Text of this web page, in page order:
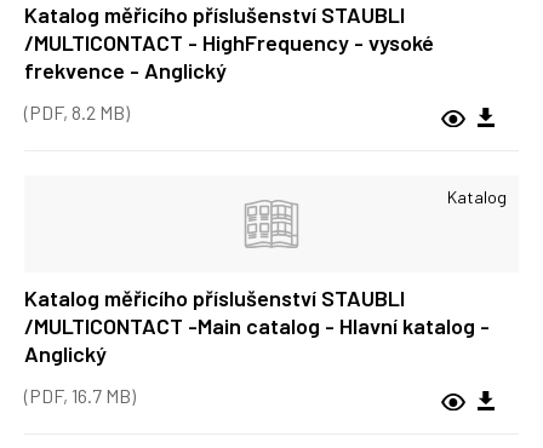
Katalog měřicího příslušenství STAUBLI
/MULTICONTACT - HighFrequency - vysoké
frekvence - Anglický
(PDF, 8.2 MB)
Katalog
Katalog měřicího příslušenství STAUBLI
/MULTICONTACT -Main catalog - Hlavní katalog -
Anglický
(PDF, 16.7 MB)